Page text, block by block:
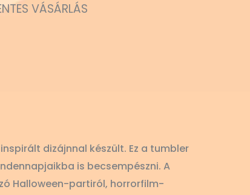
VÁSÁRLÁS
dizájnnal készült. Ez a tumbler
is becsempészni. A
Halloween-partiról, horrorfilm-